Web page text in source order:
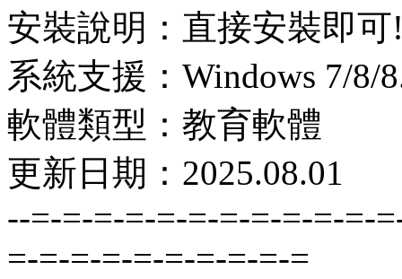
安裝說明：直接安裝即可
系統支援：Windows 7/8/
軟體類型：教育軟體
更新日期：2025.08.01
--=-=-=-=-=-=-=-=-=-=-=-
=-=-=-=-=-=-=-=-=-=